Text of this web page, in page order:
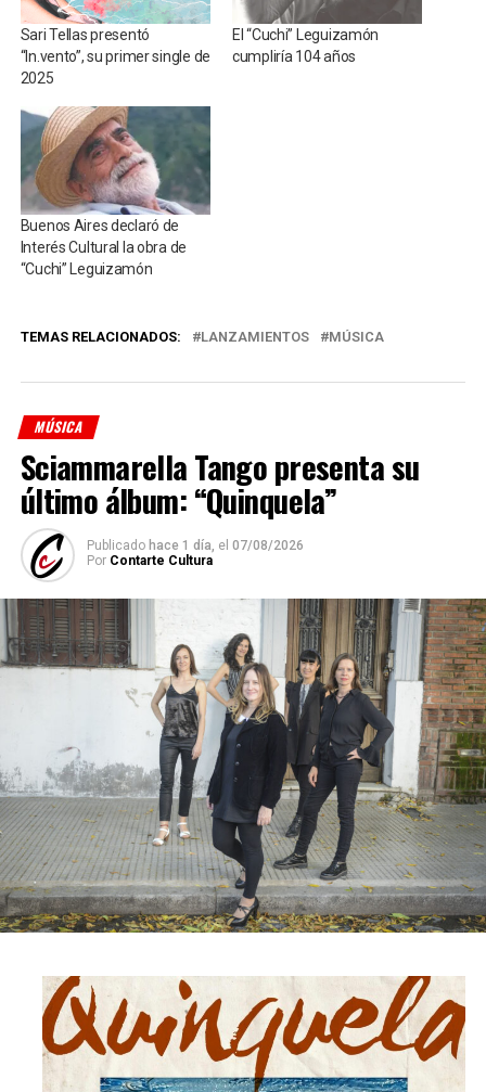
Sari Tellas presentó
“In.vento”, su primer single de
2025
El “Cuchi” Leguizamón
cumpliría 104 años
Buenos Aires declaró de
Interés Cultural la obra de
“Cuchi” Leguizamón
TEMAS RELACIONADOS: LANZAMIENTOS MÚSICA
MÚSICA
Sciammarella Tango presenta su
último álbum: “Quinquela”
Publicado hace 1 día, el 07/08/2026
Por Contarte Cultura